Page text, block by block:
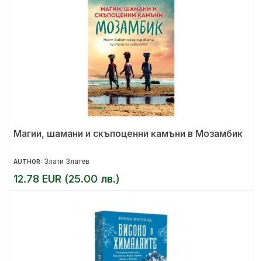
Магии, шамани и скъпоценни камъни в Мозамбик
AUTHOR: Злати Златев
12.78 EUR (25.00 лв.)